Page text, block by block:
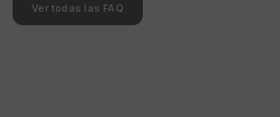
Ver todas las FAQ